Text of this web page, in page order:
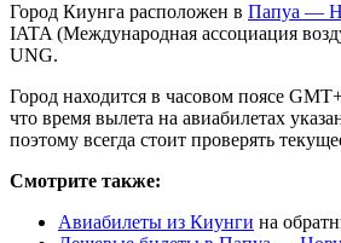
Город Киунга расположен в Папуа —
IATA (Международная ассоциация
UNG.
Город находится в часовом поясе
что время вылета на авиабилетах
поэтому всегда стоит проверять
Смотрите также:
Авиабилеты из Киунги на